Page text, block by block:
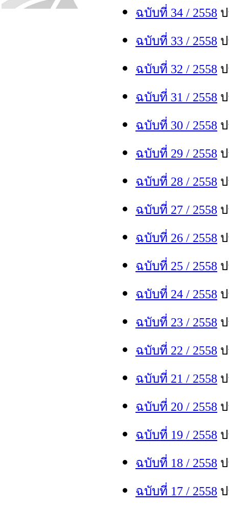
ฉบับที่ 34 / 2558
ฉบับที่ 33 / 2558
ฉบับที่ 32 / 2558
ฉบับที่ 31 / 2558
ฉบับที่ 30 / 2558
ฉบับที่ 29 / 2558
ฉบับที่ 28 / 2558
ฉบับที่ 27 / 2558
ฉบับที่ 26 / 2558
ฉบับที่ 25 / 2558
ฉบับที่ 24 / 2558
ฉบับที่ 23 / 2558
ฉบับที่ 22 / 2558
ฉบับที่ 21 / 2558
ฉบับที่ 20 / 2558
ฉบับที่ 19 / 2558
ฉบับที่ 18 / 2558
ฉบับที่ 17 / 2558